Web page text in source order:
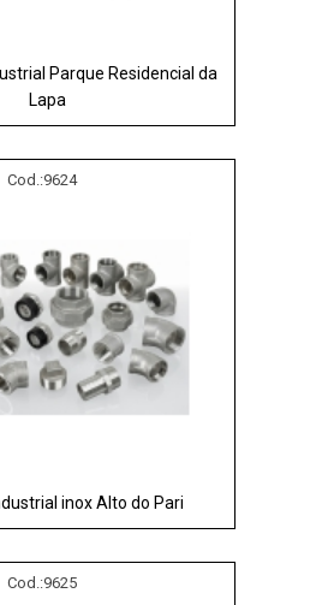
Parque Residencial da
Lapa
Cod.:9624
inox Alto do Pari
Cod.:9625